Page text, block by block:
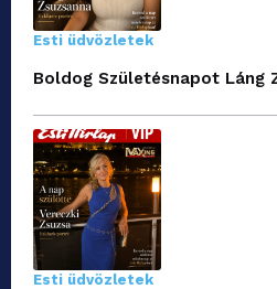
Esti üdvözletek
Boldog Születésnapot Láng
Esti üdvözletek